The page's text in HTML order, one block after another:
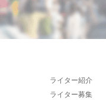
ライター紹介
ライター募集